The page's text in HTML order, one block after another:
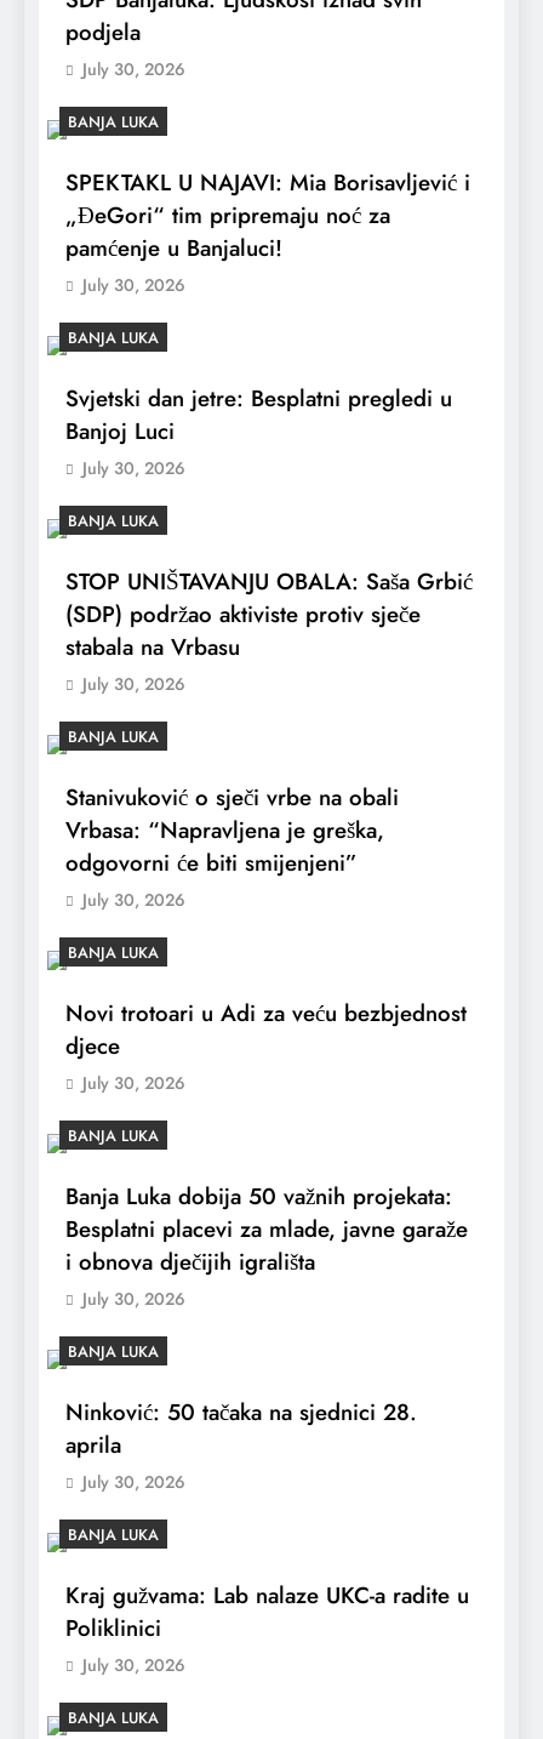
podjela
July 30, 2026
BANJA LUKA
SPEKTAKL U NAJAVI: Mia Borisavljević i
„ĐeGori“ tim pripremaju noć za
pamćenje u Banjaluci!
July 30, 2026
BANJA LUKA
Svjetski dan jetre: Besplatni pregledi u
Banjoj Luci
July 30, 2026
BANJA LUKA
STOP UNIŠTAVANJU OBALA: Saša Grbić
(SDP) podržao aktiviste protiv sječe
stabala na Vrbasu
July 30, 2026
BANJA LUKA
Stanivuković o sječi vrbe na obali
Vrbasa: “Napravljena je greška,
odgovorni će biti smijenjeni”
July 30, 2026
BANJA LUKA
Novi trotoari u Adi za veću bezbjednost
djece
July 30, 2026
BANJA LUKA
Banja Luka dobija 50 važnih projekata:
Besplatni placevi za mlade, javne garaže
i obnova dječijih igrališta
July 30, 2026
BANJA LUKA
Ninković: 50 tačaka na sjednici 28.
aprila
July 30, 2026
BANJA LUKA
Kraj gužvama: Lab nalaze UKC-a radite u
Poliklinici
July 30, 2026
BANJA LUKA